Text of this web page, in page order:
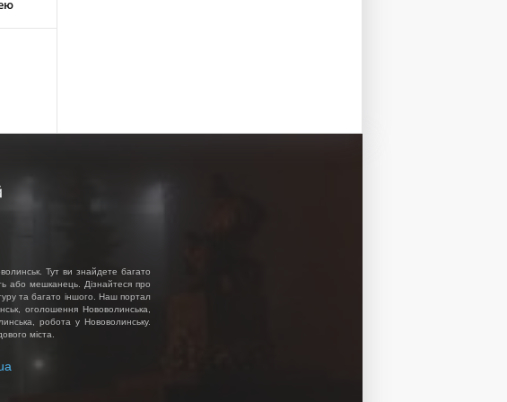
Тут ви знайдете багато
або мешканець. Дізнайтеся про
та багато іншого. Наш портал
оголошення Нововолинська,
робота у Нововолинську.
міста.